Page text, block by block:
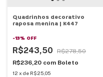
Quadrinhos decorativo
raposa menina | K447
-13% OFF
R$243,50
R$278,50
R$236,20 com Boleto
12 x de R$25,05